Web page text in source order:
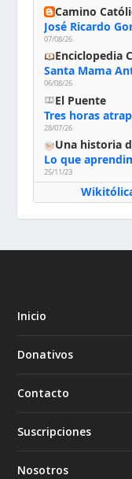
Camino
07/08/26
Enciclopedia
06/08/26
El Puente
Tres horas
28/07/26
Una historia
Lo que
25/11/23
Inicio
Donativos
Contacto
Suscripciones
Nosotros